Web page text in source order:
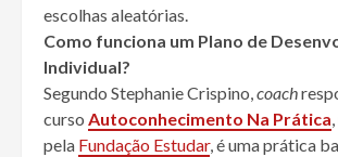
escolhas aleatórias.
Como funciona um Plano de
Individual?
Segundo Stephanie Crispino,coach
curso Autoconhecimento Na Prática
pela Fundação Estudar, é uma prática